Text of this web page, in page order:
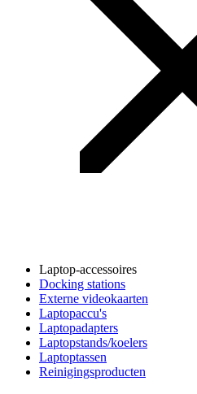
Laptop-accessoires
Docking stations
Externe videokaarten
Laptopaccu's
Laptopadapters
Laptopstands/koelers
Laptoptassen
Reinigingsproducten